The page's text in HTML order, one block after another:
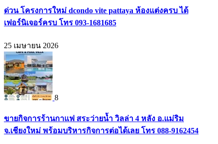
ด่วน โครงการใหม่ dcondo vite pattaya ห้องแต่งครบ ได้
เฟอร์นิเจอร์ครบ โทร 093-1681685
25 เมษายน 2026
8
ขายกิจการร้านกาแฟ สระว่ายน้ำ วิลล่า 4 หลัง อ.แม่ริม
จ.เชียงใหม่ พร้อมบริหารกิจการต่อได้เลย โทร 088-9162454